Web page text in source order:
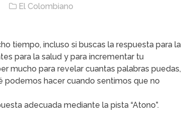
El Colombiano
tiempo, incluso si buscas la respuesta para la
para la salud y para incrementar tu
mucho para revelar cuantas palabras puedas,
podemos hacer cuando sentimos que no
adecuada mediante la pista “Atono”.